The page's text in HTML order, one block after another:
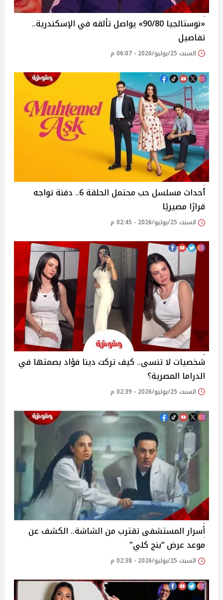
«نوستالجيا 90/80» يواصل تألقه في الإسكندرية..
تفاصيل
السبت 25/يوليو/2026 - 06:07 م
ٲحداث مسلسل حب محتمل الحلقة 6.. دفنة تواجه
قرارًا مصيريًا
السبت 25/يوليو/2026 - 02:45 م
شخصيات لا تنسى.. كيف تركت دينا فؤاد بصمتها في
الدراما المصرية؟
السبت 25/يوليو/2026 - 02:39 م
أسرار المستشفى تقترب من الشاشة.. الكشف عن
موعد عرض “بنج كلي"
السبت 25/يوليو/2026 - 02:38 م